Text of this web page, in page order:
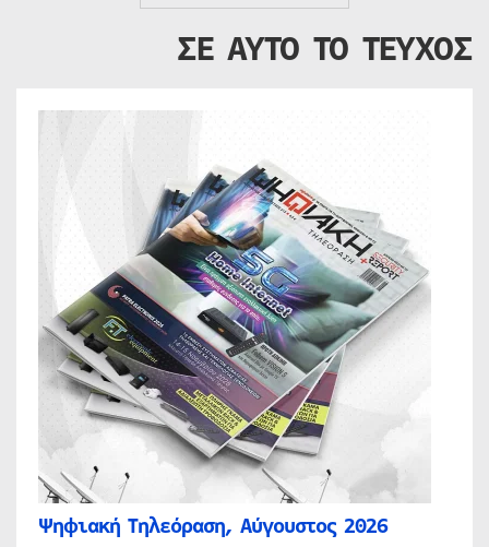
ΣΕ ΑΥΤΟ ΤΟ ΤΕΥΧΟΣ
Ψηφιακή Τηλεόραση, Αύγουστος 2026